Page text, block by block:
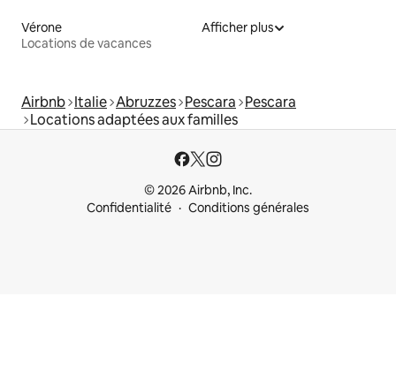
Vérone
Locations de vacances
Afficher plus
Airbnb Italie Abruzzes Pescara Pescara
Locations adaptées aux familles
© 2026 Airbnb, Inc.
Confidentialité
Conditions générales